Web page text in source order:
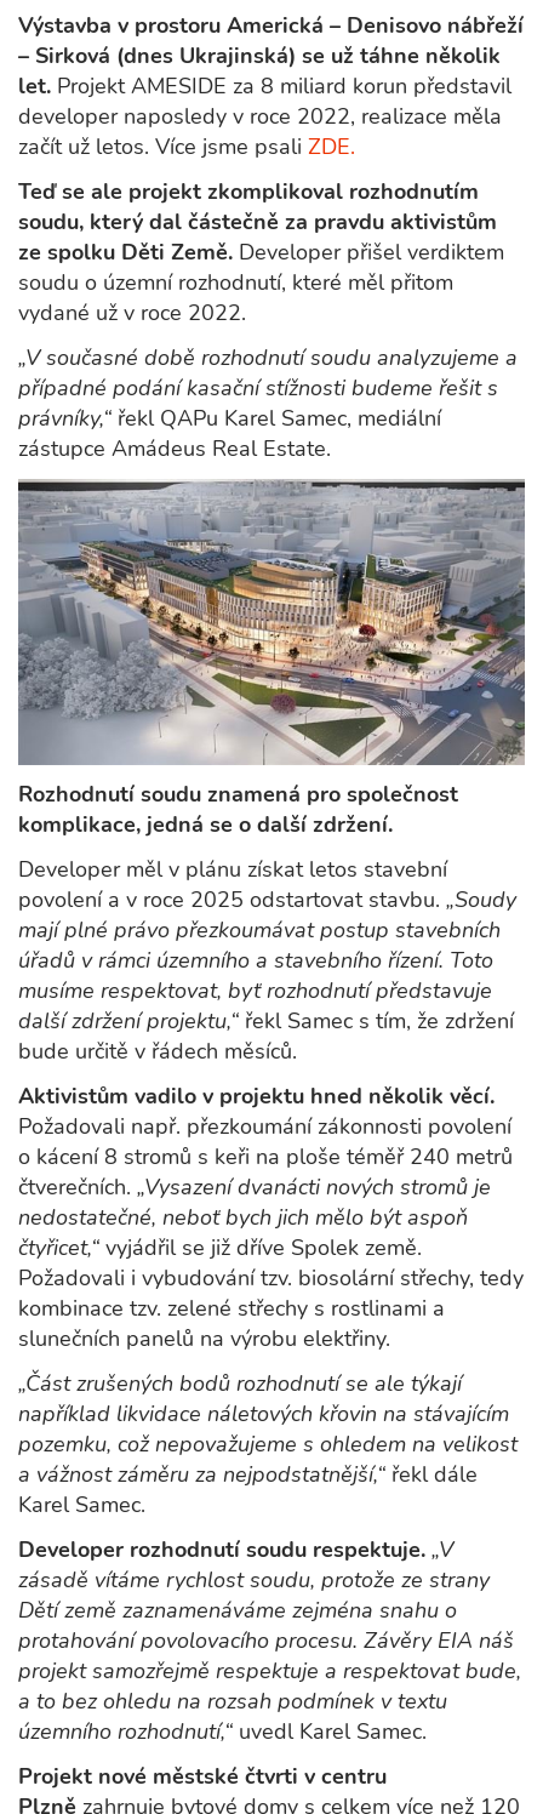
Výstavba v prostoru Americká – Denisovo nábřeží
– Sirková (dnes Ukrajinská) se už táhne několik
let. Projekt AMESIDE za 8 miliard korun představil
developer naposledy v roce 2022, realizace měla
začít už letos. Více jsme psali ZDE.
Teď se ale projekt zkomplikoval rozhodnutím
soudu, který dal částečně za pravdu aktivistům
ze spolku Děti Země. Developer přišel verdiktem
soudu o územní rozhodnutí, které měl přitom
vydané už v roce 2022.
„V současné době rozhodnutí soudu analyzujeme a
případné podání kasační stížnosti budeme řešit s
právníky,“ řekl QAPu Karel Samec, mediální
zástupce Amádeus Real Estate.
Rozhodnutí soudu znamená pro společnost
komplikace, jedná se o další zdržení.
Developer měl v plánu získat letos stavební
povolení a v roce 2025 odstartovat stavbu. „Soudy
mají plné právo přezkoumávat postup stavebních
úřadů v rámci územního a stavebního řízení. Toto
musíme respektovat, byť rozhodnutí představuje
další zdržení projektu,“ řekl Samec s tím, že zdržení
bude určitě v řádech měsíců.
Aktivistům vadilo v projektu hned několik věcí.
Požadovali např. přezkoumání zákonnosti povolení
o kácení 8 stromů s keři na ploše téměř 240 metrů
čtverečních. „Vysazení dvanácti nových stromů je
nedostatečné, neboť bych jich mělo být aspoň
čtyřicet,“ vyjádřil se již dříve Spolek země.
Požadovali i vybudování tzv. biosolární střechy, tedy
kombinace tzv. zelené střechy s rostlinami a
slunečních panelů na výrobu elektřiny.
„Část zrušených bodů rozhodnutí se ale týkají
například likvidace náletových křovin na stávajícím
pozemku, což nepovažujeme s ohledem na velikost
a vážnost záměru za nejpodstatnější,“ řekl dále
Karel Samec.
Developer rozhodnutí soudu respektuje. „V
zásadě vítáme rychlost soudu, protože ze strany
Dětí země zaznamenáváme zejména snahu o
protahování povolovacího procesu. Závěry EIA náš
projekt samozřejmě respektuje a respektovat bude,
a to bez ohledu na rozsah podmínek v textu
územního rozhodnutí,“ uvedl Karel Samec.
Projekt nové městské čtvrti v centru
Plzně zahrnuje bytové domy s celkem více než 120